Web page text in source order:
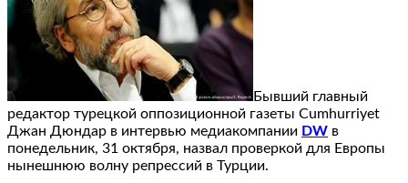
Бывший главный
редактор турецкой оппозиционной газеты Cumhurriyet
Джан Дюндар в интервью медиакомпании DW в
понедельник, 31 октября, назвал проверкой для Европы
нынешнюю волну репрессий в Турции.